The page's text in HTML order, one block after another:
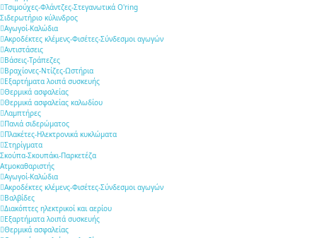
Τσιμούχες-Φλάντζες-Στεγανωτικά O'ring
Σιδερωτήριο κύλινδρος
Αγωγοί-Καλώδια
Ακροδέκτες κλέμενς-Φισέτες-Σύνδεσμοι αγωγών
Αντιστάσεις
Βάσεις-Τράπεζες
Βραχίονες-Ντίζες-Ωστήρια
Εξαρτήματα λοιπά συσκευής
Θερμικά ασφαλείας
Θερμικά ασφαλείας καλωδίου
Λαμπτήρες
Πανιά σιδερώματος
Πλακέτες-Ηλεκτρονικά κυκλώματα
Στηρίγματα
Σκούπα-Σκουπάκι-Παρκετέζα
Ατμοκαθαριστής
Αγωγοί-Καλώδια
Ακροδέκτες κλέμενς-Φισέτες-Σύνδεσμοι αγωγών
Βαλβίδες
Διακόπτες ηλεκτρικοί και αερίου
Εξαρτήματα λοιπά συσκευής
Θερμικά ασφαλείας